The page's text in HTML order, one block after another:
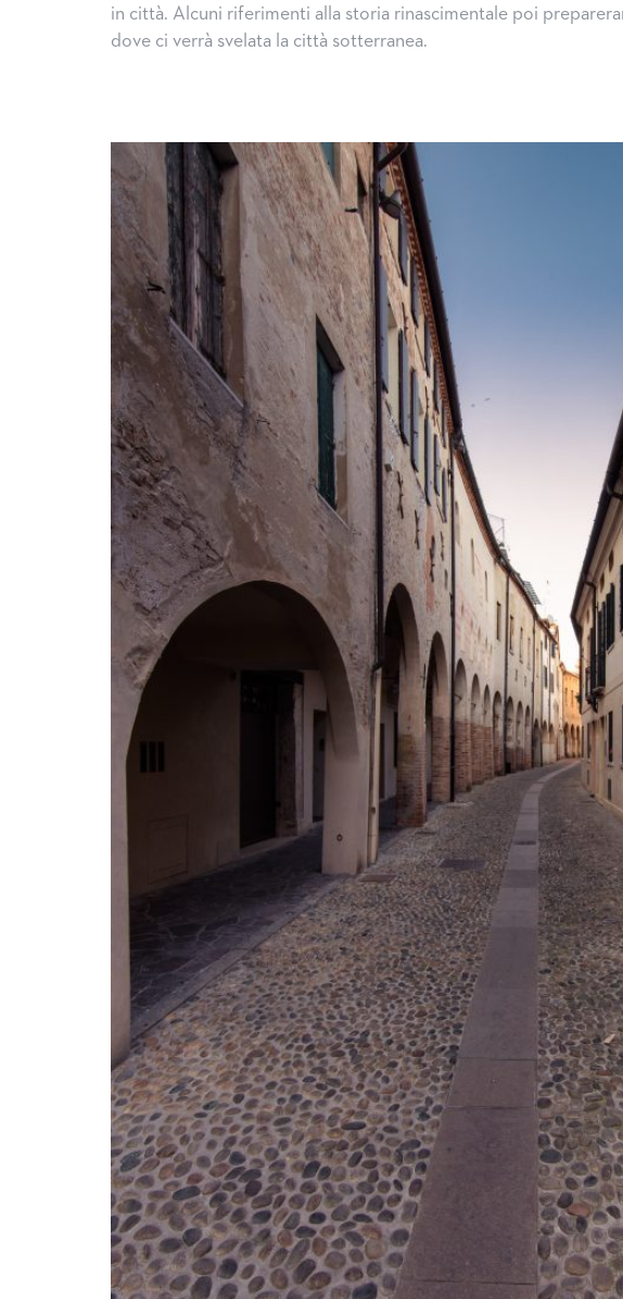
in città. Alcuni riferimenti alla storia rinascimentale poi
dove ci verrà svelata la città sotterranea.